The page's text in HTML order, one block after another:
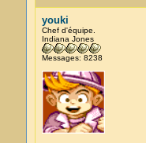
youki
Chef d'équipe.
Indiana Jones
Messages: 8238